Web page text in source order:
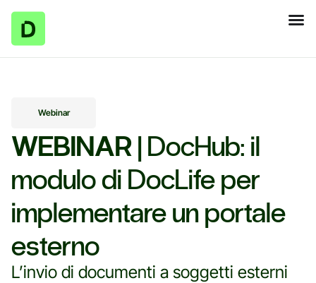
Webinar
WEBINAR| DocHub: il
modulo di DocLife per
implementare un portale
esterno
L’invio di documenti a soggetti esterni